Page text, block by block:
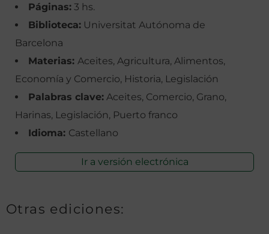
Páginas: 3 hs.
Biblioteca: Universitat Autónoma de
Barcelona
Materias: Aceites, Agricultura, Alimentos,
Economía y Comercio, Historia, Legislación
Palabras clave: Aceites, Comercio, Grano,
Harinas, Legislación, Puerto franco
Idioma: Castellano
Ir a versión electrónica
Otras ediciones: